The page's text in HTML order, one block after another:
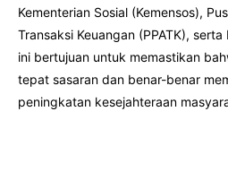
Kementerian Sosial (Kemensos),
Transaksi Keuangan (PPATK),
ini bertujuan untuk memastikan
tepat sasaran dan benar-benar
peningkatan kesejahteraan